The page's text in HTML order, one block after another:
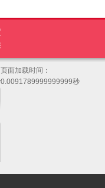
页面加载时间：
0.0091789999999999秒